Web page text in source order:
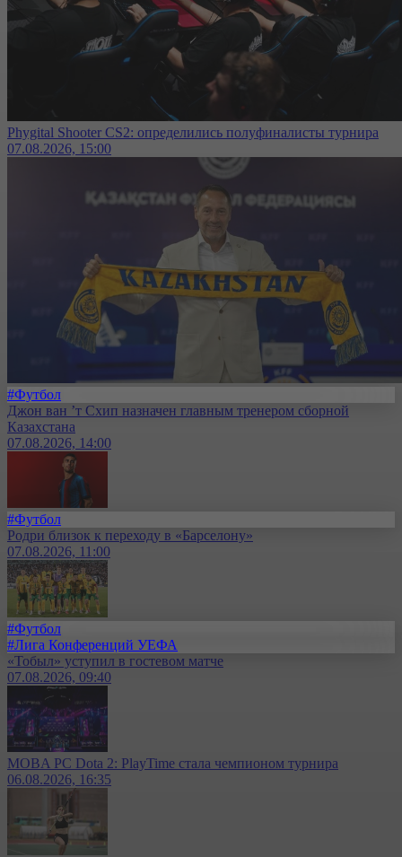
Phygital Shooter CS2: определились полуфиналисты турнира
07.08.2026, 15:00
#Футбол
Джон ван ’т Схип назначен главным тренером сборной
Казахстана
07.08.2026, 14:00
#Футбол
Родри близок к переходу в «Барселону»
07.08.2026, 11:00
#Футбол
#Лига Конференций УЕФА
«Тобыл» уступил в гостевом матче
07.08.2026, 09:40
MOBA PC Dota 2: PlayTime стала чемпионом турнира
06.08.2026, 16:35